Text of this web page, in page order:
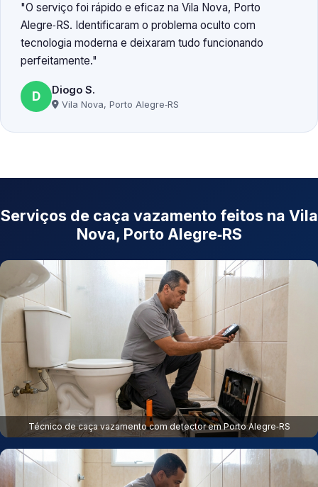
O serviço foi rápido e eficaz na Vila Nova, Porto
Alegre‑RS. Identificaram o problema oculto com
tecnologia moderna e deixaram tudo funcionando
perfeitamente.
D Diogo S.
Vila Nova, Porto Alegre‑RS
Serviços de caça vazamento feitos na Vila
Nova, Porto Alegre‑RS
Técnico de caça vazamento com detector em Porto Alegre‑RS